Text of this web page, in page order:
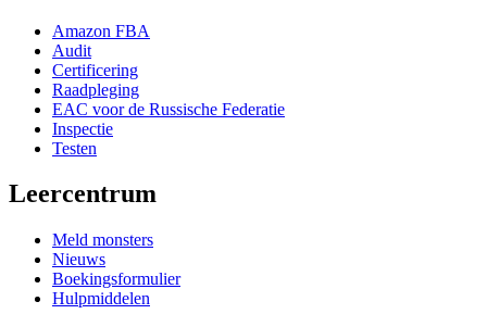
Amazon FBA
Audit
Certificering
Raadpleging
EAC voor de Russische Federatie
Inspectie
Testen
Leercentrum
Meld monsters
Nieuws
Boekingsformulier
Hulpmiddelen